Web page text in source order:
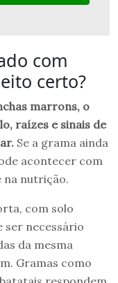
com
certo?
marrons, o
raízes e sinais de
Se a grama ainda
acontecer com
na nutrição.
com solo
ser necessário
da mesma
Gramas como